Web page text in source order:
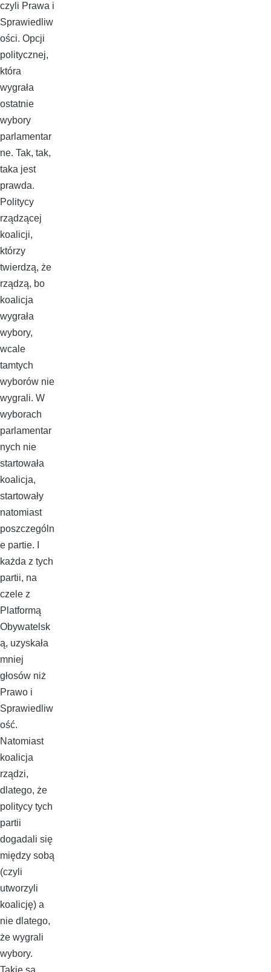
czyli Prawa i
Sprawiedliw
ości. Opcji
politycznej,
która
wygrała
ostatnie
wybory
parlamentar
ne. Tak, tak,
taka jest
prawda.
Politycy
rządzącej
koalicji,
którzy
twierdzą, że
rządzą, bo
koalicja
wygrała
wybory,
wcale
tamtych
wyborów nie
wygrali. W
wyborach
parlamentar
nych nie
startowała
koalicja,
startowały
natomiast
poszczególn
e partie. I
każda z tych
partii, na
czele z
Platformą
Obywatelsk
ą, uzyskała
mniej
głosów niż
Prawo i
Sprawiedliw
ość.
Natomiast
koalicja
rządzi,
dlatego, że
politycy tych
partii
dogadali się
między sobą
(czyli
utworzyli
koalicję) a
nie dlatego,
że wygrali
wybory.